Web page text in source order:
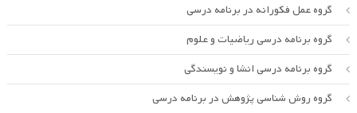
گروه عمل فکورانه در برنامه درسی
گروه برنامه درسی ریاضیات و علوم
گروه برنامه درسی انشا و نویسندگی
گروه روش شناسی پژوهش در برنامه درسی